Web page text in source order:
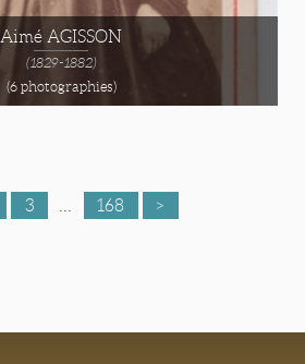
Aimé AGISSON
(1829-1882)
(6 photographies)
3 168 >